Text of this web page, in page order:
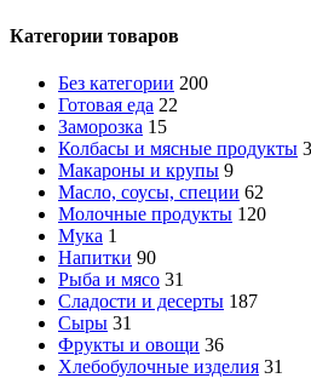
Категории товаров
Без категории 200
Готовая еда 22
Заморозка 15
Колбасы и мясные продукты
Макароны и крупы 9
Масло, соусы, специи 62
Молочные продукты 120
Мука 1
Напитки 90
Рыба и мясо 31
Сладости и десерты 187
Сыры 31
Фрукты и овощи 36
Хлебобулочные изделия 31